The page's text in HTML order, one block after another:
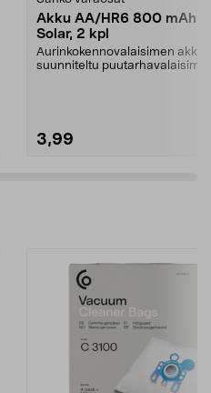
Akku AA/HR6 800 mAh
Solar, 2 kpl
Aurinkokennovalaisimen akku,
suunniteltu puutarhavalaisimiin,
3,99